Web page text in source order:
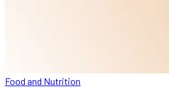
Food and Nutrition